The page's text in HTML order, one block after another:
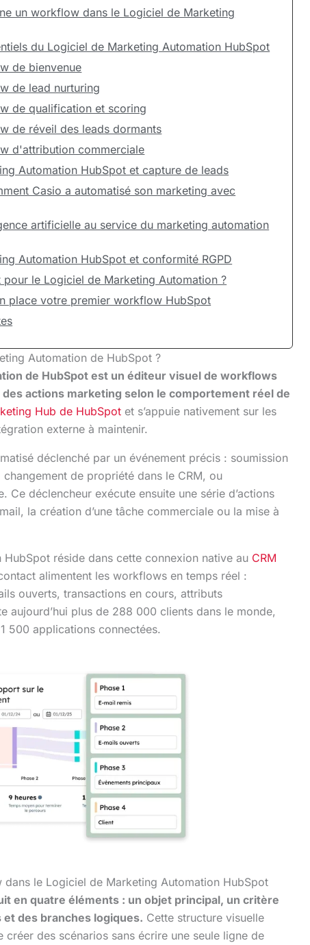
un workflow dans le Logiciel de Marketing
du Logiciel de Marketing Automation HubSpot
de bienvenue
de lead nurturing
de qualification et scoring
de réveil des leads dormants
d'attribution commerciale
Automation HubSpot et capture de leads
Casio a automatisé son marketing avec
artificielle au service du marketing automation
Automation HubSpot et conformité RGPD
pour le Logiciel de Marketing Automation ?
place votre premier workflow HubSpot
Automation de HubSpot ?
de HubSpot est un éditeur visuel de workflows
actions marketing selon le comportement réel de
Hub de HubSpot et s’appuie nativement sur les
externe à maintenir.
déclenché par un événement précis : soumission
changement de propriété dans le CRM, ou
Ce déclencheur exécute ensuite une série d’actions
la création d’une tâche commerciale ou la mise à
réside dans cette connexion native au CRM
alimentent les workflows en temps réel :
ouverts, transactions en cours, attributs
aujourd’hui plus de 288 000 clients dans le monde,
500 applications connectées.
le Logiciel de Marketing Automation HubSpot
en quatre éléments : un objet principal, un critère
et des branches logiques. Cette structure visuelle
des scénarios sans écrire une seule ligne de